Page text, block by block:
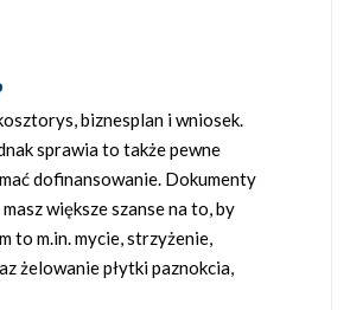
biznesplan i wniosek.
sprawia to także pewne
dofinansowanie. Dokumenty
większe szanse na to, by
to m.in. mycie, strzyżenie,
żelowanie płytki paznokcia,